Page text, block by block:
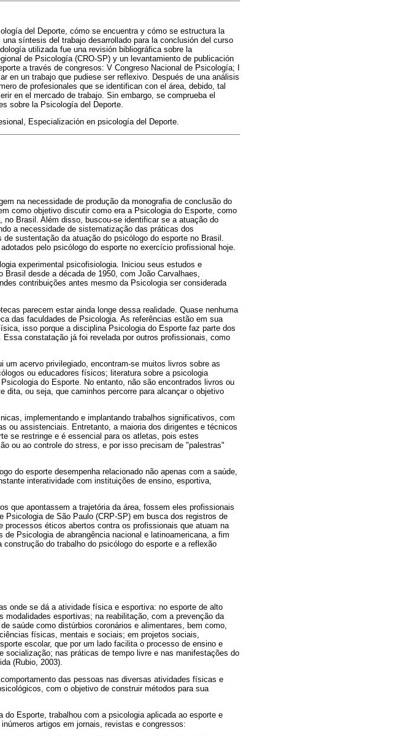
del Deporte, cómo se encuentra y cómo se estructura la
síntesis del trabajo desarrollado para la conclusión del curso
utilizada fue una revisión bibliográfica sobre la
de Psicología (CRO-SP) y un levantamiento de publicación
a través de congresos: V Congreso Nacional de Psicología; I
en un trabajo que pudiese ser reflexivo. Después de una análisis
de profesionales que se identifican con el área, debido, tal
en el mercado de trabajo. Sin embargo, se comprueba el
sobre la Psicología del Deporte.
Especialización en psicología del Deporte.
na necessidade de produção da monografia de conclusão do
como objetivo discutir como era a Psicologia do Esporte, como
Brasil. Além disso, buscou-se identificar se a atuação do
a necessidade de sistematização das práticas dos
sustentação da atuação do psicólogo do esporte no Brasil.
pelo psicólogo do esporte no exercício profissional hoje.
experimental psicofisiologia. Iniciou seus estudos e
desde a década de 1950, com João Carvalhaes,
contribuições antes mesmo da Psicologia ser considerada
parecem estar ainda longe dessa realidade. Quase nenhuma
das faculdades de Psicologia. As referências estão em sua
isso porque a disciplina Psicologia do Esporte faz parte dos
constatação já foi revelada por outros profissionais, como
acervo privilegiado, encontram-se muitos livros sobre as
ou educadores físicos; literatura sobre a psicologia
do Esporte. No entanto, não são encontrados livros ou
dita, ou seja, que caminhos percorre para alcançar o objetivo
implementando e implantando trabalhos significativos, com
ou assistenciais. Entretanto, a maioria dos dirigentes e técnicos
se restringe e é essencial para os atletas, pois estes
ou ao controle do stress, e por isso precisam de "palestras"
do esporte desempenha relacionado não apenas com a saúde,
interatividade com instituições de ensino, esportiva,
que apontassem a trajetória da área, fossem eles profissionais
de São Paulo (CRP-SP) em busca dos registros de
éticos abertos contra os profissionais que atuam na
Psicologia de abrangência nacional e latinoamericana, a fim
do trabalho do psicólogo do esporte e a reflexão
onde se dá a atividade física e esportiva: no esporte de alto
esportivas; na reabilitação, com a prevenção da
saúde como distúrbios coronários e alimentares, bem como,
físicas, mentais e sociais; em projetos sociais,
escolar, que por um lado facilita o processo de ensino e
socialização; nas práticas de tempo livre e nas manifestações do
(Rubio, 2003).
das pessoas nas diversas atividades físicas e
com o objetivo de construir métodos para sua
Esporte, trabalhou com a psicologia aplicada ao esporte e
artigos em jornais, revistas e congressos: